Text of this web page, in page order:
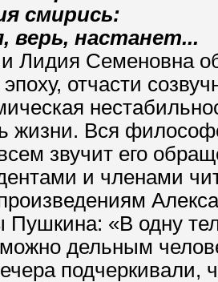
смирись:
верь, настанет...
Лидия Семеновна
отчасти
жизни. Вся
звучит его
и членами
Пушкина: «В одну
дельным